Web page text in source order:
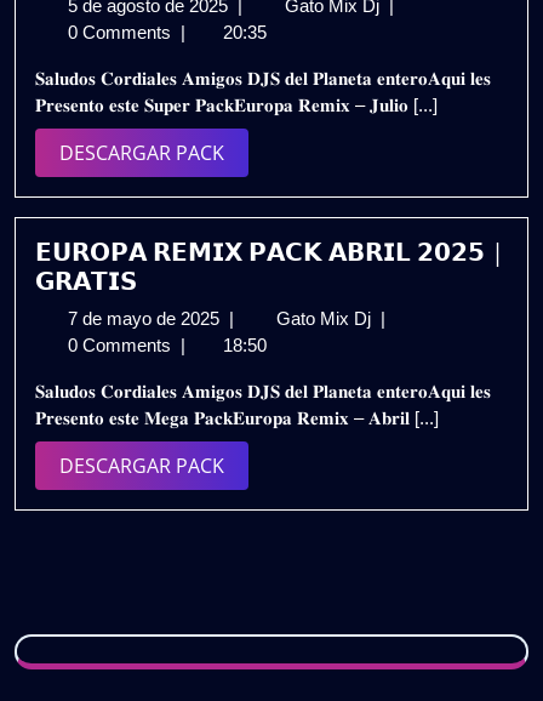
5 de agosto de 2025
de
de
2025
Gato Mix Dj
JULIO
2K25
0 Comments | 20:35
𝐒𝐚𝐥𝐮𝐝𝐨𝐬 𝐂𝐨𝐫𝐝𝐢𝐚𝐥𝐞𝐬 𝐀𝐦𝐢𝐠𝐨𝐬 𝐃𝐉𝐒 𝐝𝐞𝐥 𝐏𝐥𝐚𝐧𝐞𝐭𝐚 𝐞𝐧𝐭𝐞𝐫𝐨𝐀𝐪𝐮𝐢 𝐥𝐞𝐬
𝐏𝐫𝐞𝐬𝐞𝐧𝐭𝐨 𝐞𝐬𝐭𝐞 𝐒𝐮𝐩𝐞𝐫 𝐏𝐚𝐜𝐤𝐄𝐮𝐫𝐨𝐩𝐚 𝐑𝐞𝐦𝐢𝐱 – 𝐉𝐮𝐥𝐢𝐨 [...]
DESCARGAR PACKDESCARGAR
PACK
𝗘𝗨𝗥𝗢𝗣𝗔 𝗥𝗘𝗠𝗜𝗫 𝗣𝗔𝗖𝗞 𝗔𝗕𝗥𝗜𝗟 𝟮𝟬𝟮𝟱 |
𝗚𝗥𝗔𝗧𝗜𝗦
7 de mayo de 2025 7
de
de
2025
| Gato Mix Dj 𝗘𝗨𝗥𝗢𝗣𝗔
𝗔𝗕𝗥𝗜𝗟
𝟮𝟬𝟮𝟱
|
0 Comments | 18:50
𝐒𝐚𝐥𝐮𝐝𝐨𝐬 𝐂𝐨𝐫𝐝𝐢𝐚𝐥𝐞𝐬 𝐀𝐦𝐢𝐠𝐨𝐬 𝐃𝐉𝐒 𝐝𝐞𝐥 𝐏𝐥𝐚𝐧𝐞𝐭𝐚 𝐞𝐧𝐭𝐞𝐫𝐨𝐀𝐪𝐮𝐢 𝐥𝐞𝐬
𝐏𝐫𝐞𝐬𝐞𝐧𝐭𝐨 𝐞𝐬𝐭𝐞 𝐌𝐞𝐠𝐚 𝐏𝐚𝐜𝐤𝐄𝐮𝐫𝐨𝐩𝐚 𝐑𝐞𝐦𝐢𝐱 – 𝐀𝐛𝐫𝐢𝐥 [...]
DESCARGAR PACKDESCARGAR
PACK